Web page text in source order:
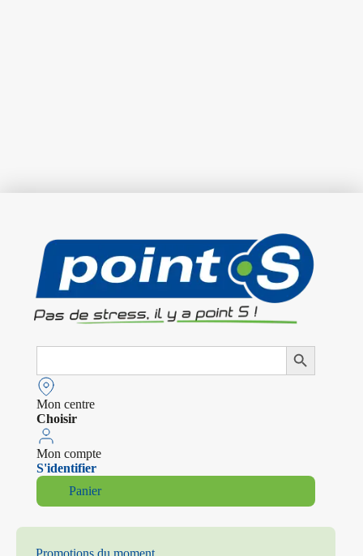
Search
Search Button
Mon centre
Choisir
Mon compte
S'identifier
Panier
Promotions du moment